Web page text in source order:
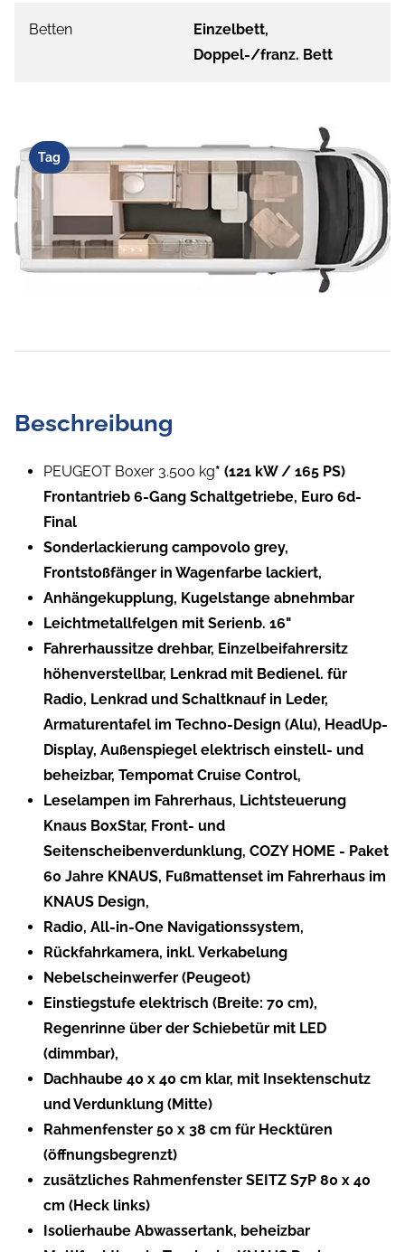
Betten
Einzelbett,
Doppel-/franz. Bett
Tag
Beschreibung
PEUGEOT Boxer 3.500 kg* (121 kW / 165 PS)
Frontantrieb 6-Gang Schaltgetriebe, Euro 6d-
Final
Sonderlackierung campovolo grey,
Frontstoßfänger in Wagenfarbe lackiert,
Anhängekupplung, Kugelstange abnehmbar
Leichtmetallfelgen mit Serienb. 16"
Fahrerhaussitze drehbar, Einzelbeifahrersitz
höhenverstellbar, Lenkrad mit Bedienel. für
Radio, Lenkrad und Schaltknauf in Leder,
Armaturentafel im Techno-Design (Alu), HeadUp-
Display, Außenspiegel elektrisch einstell- und
beheizbar, Tempomat Cruise Control,
Leselampen im Fahrerhaus, Lichtsteuerung
Knaus BoxStar, Front- und
Seitenscheibenverdunklung, COZY HOME - Paket
60 Jahre KNAUS, Fußmattenset im Fahrerhaus im
KNAUS Design,
Radio, All-in-One Navigationssystem,
Rückfahrkamera, inkl. Verkabelung
Nebelscheinwerfer (Peugeot)
Einstiegstufe elektrisch (Breite: 70 cm),
Regenrinne über der Schiebetür mit LED
(dimmbar),
Dachhaube 40 x 40 cm klar, mit Insektenschutz
und Verdunklung (Mitte)
Rahmenfenster 50 x 38 cm für Hecktüren
(öffnungsbegrenzt)
zusätzliches Rahmenfenster SEITZ S7P 80 x 40
cm (Heck links)
Isolierhaube Abwassertank, beheizbar